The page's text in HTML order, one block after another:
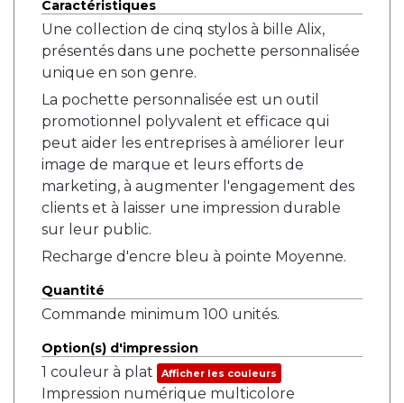
Caractéristiques
Une collection de cinq stylos à bille Alix,
présentés dans une pochette personnalisée
unique en son genre.
La pochette personnalisée est un outil
promotionnel polyvalent et efficace qui
peut aider les entreprises à améliorer leur
image de marque et leurs efforts de
marketing, à augmenter l'engagement des
clients et à laisser une impression durable
sur leur public.
Recharge d'encre bleu à pointe Moyenne.
Quantité
Commande minimum 100 unités.
Option(s) d'impression
1 couleur à plat Afficher les couleurs
Impression numérique multicolore